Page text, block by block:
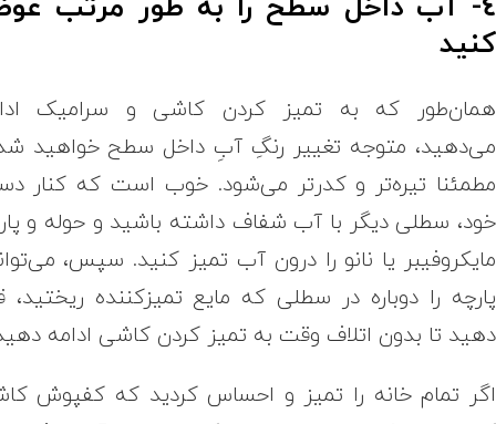
کنید
همان‌طور که به تمیز کردن کاشی و سرامیک
می‌دهید، متوجه تغییر رنگِ آبِ داخل سطح خواهید
مطمئنا تیره‌تر و کدرتر می‌شود. خوب است که کنار
خود، سطلی دیگر با آب شفاف داشته باشید و حوله و
مایکروفیبر یا نانو را درون آب تمیز کنید. سپس،
پارچه را دوباره در سطلی که مایع تمیزکننده ریختید،
دهید تا بدون اتلاف وقت به تمیز کردن کاشی ادامه
اگر تمام خانه را تمیز و احساس کردید که کفپوش